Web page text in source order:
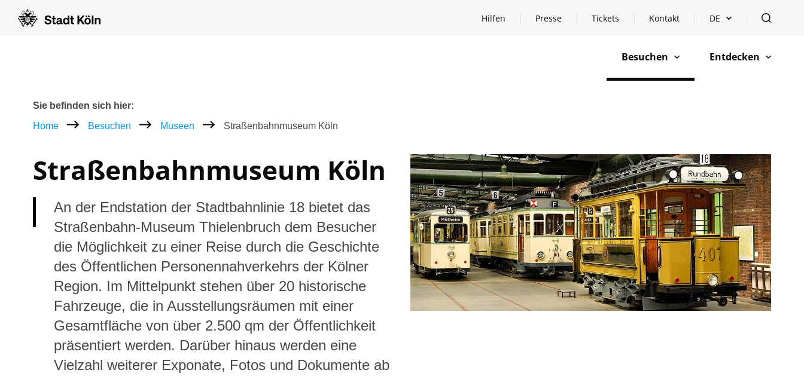
Hilfen
Hilfen öffnen Presse Tickets Kontakt Sprachauswahl öffnen
DE öffnen
Besuchen
öffnen Entdecken
öffnen
Breadcrumb
Sie befinden sich hier:
Home
Besuchen Museen Straßenbahnmuseum Köln
Straßenbahn­museum Köln
An der Endstation der Stadtbahnlinie 18 bietet das
Straßenbahn-Museum Thielenbruch dem Besucher
die Möglichkeit zu einer Reise durch die Geschichte
des Öffentlichen Personennahverkehrs der Kölner
Region. Im Mittelpunkt stehen über 20 historische
Fahrzeuge, die in Ausstellungsräumen mit einer
Gesamtfläche von über 2.500 qm der Öffentlichkeit
präsentiert werden. Darüber hinaus werden eine
Vielzahl weiterer Exponate, Fotos und Dokumente ab